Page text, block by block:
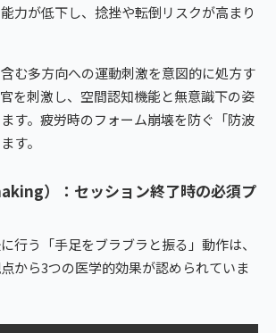
力が低下し、捻挫や転倒リスクが高まり
む多方向への運動刺激を意図的に処方す
を刺激し、空間認知機能と無意識下の姿
す。疲労時のフォーム崩壊を防ぐ「防波
す。
）：セッション終了時の必須プ
行う「手足をブラブラと振る」動作は、
から3つの医学的効果が認められていま